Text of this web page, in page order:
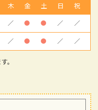
木 金 土 日
祝
／ ● ● ／ ／
／ ● ● ／ ／
。